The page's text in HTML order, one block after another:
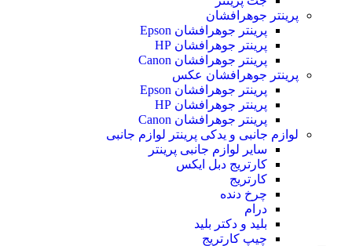
پرینتر جوهرافشان
پرینتر جوهرافشان Epson
پرینتر جوهرافشان HP
پرینتر جوهرافشان Canon
پرینتر جوهرافشان عکس
پرینتر جوهرافشان Epson
پرینتر جوهرافشان HP
پرینتر جوهرافشان Canon
لوازم جانبی و یدکی پرینتر لوازم جانبی
سایر لوازم جانبی پرینتر
کارتریج دبل ایکس
کارتریج
چرخ دنده
درام
بلید و دکتر بلید
چیپ کارتریج